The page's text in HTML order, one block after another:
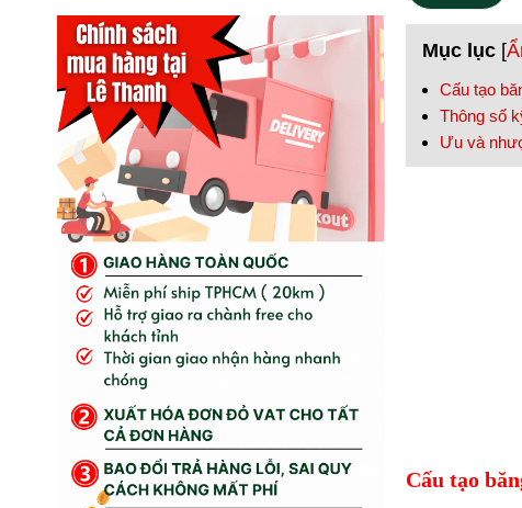
Mục lục [
Cấu tạo
Thông số
Ưu và
Cấu tạo